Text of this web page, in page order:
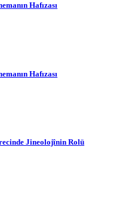
Hafızası
Hafızası
Jineolojînin Rolü